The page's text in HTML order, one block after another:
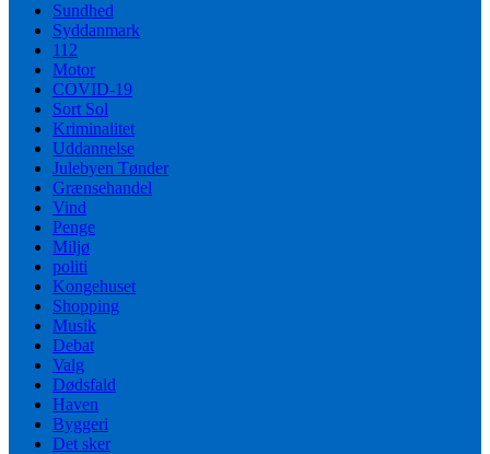
Sundhed
Syddanmark
112
Motor
COVID-19
Sort Sol
Kriminalitet
Uddannelse
Julebyen Tønder
Grænsehandel
Vind
Penge
Miljø
politi
Kongehuset
Shopping
Musik
Debat
Valg
Dødsfald
Haven
Byggeri
Det sker